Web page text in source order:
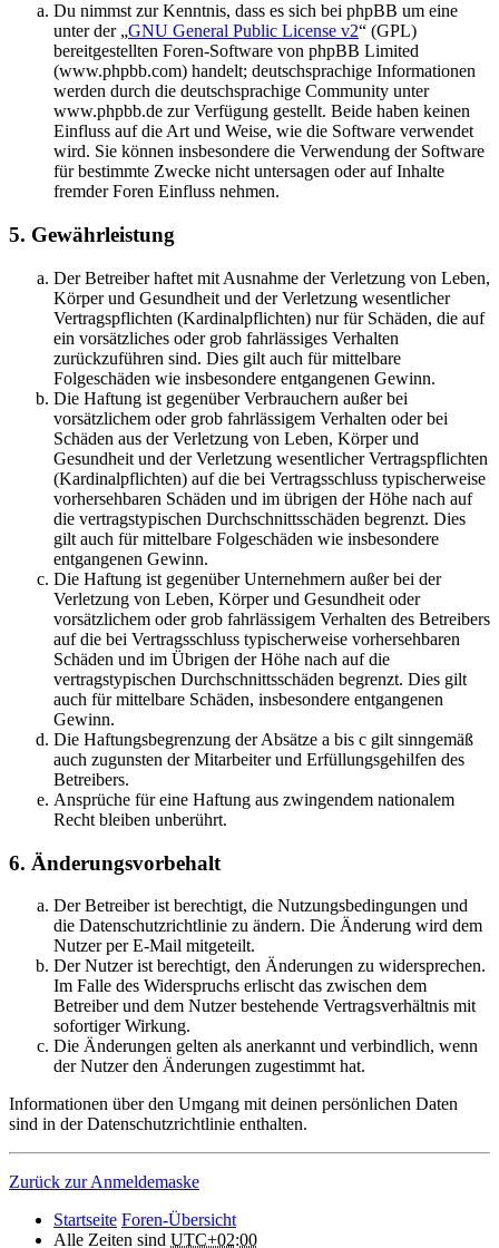
Du nimmst zur Kenntnis, dass es sich bei phpBB um eine
unter der „GNU General Public License v2“ (GPL)
bereitgestellten Foren-Software von phpBB Limited
(www.phpbb.com) handelt; deutschsprachige Informationen
werden durch die deutschsprachige Community unter
www.phpbb.de zur Verfügung gestellt. Beide haben keinen
Einfluss auf die Art und Weise, wie die Software verwendet
wird. Sie können insbesondere die Verwendung der Software
für bestimmte Zwecke nicht untersagen oder auf Inhalte
fremder Foren Einfluss nehmen.
5. Gewährleistung
Der Betreiber haftet mit Ausnahme der Verletzung von Leben,
Körper und Gesundheit und der Verletzung wesentlicher
Vertragspflichten (Kardinalpflichten) nur für Schäden, die auf
ein vorsätzliches oder grob fahrlässiges Verhalten
zurückzuführen sind. Dies gilt auch für mittelbare
Folgeschäden wie insbesondere entgangenen Gewinn.
Die Haftung ist gegenüber Verbrauchern außer bei
vorsätzlichem oder grob fahrlässigem Verhalten oder bei
Schäden aus der Verletzung von Leben, Körper und
Gesundheit und der Verletzung wesentlicher Vertragspflichten
(Kardinalpflichten) auf die bei Vertragsschluss typischerweise
vorhersehbaren Schäden und im übrigen der Höhe nach auf
die vertragstypischen Durchschnittsschäden begrenzt. Dies
gilt auch für mittelbare Folgeschäden wie insbesondere
entgangenen Gewinn.
Die Haftung ist gegenüber Unternehmern außer bei der
Verletzung von Leben, Körper und Gesundheit oder
vorsätzlichem oder grob fahrlässigem Verhalten des Betreibers
auf die bei Vertragsschluss typischerweise vorhersehbaren
Schäden und im Übrigen der Höhe nach auf die
vertragstypischen Durchschnittsschäden begrenzt. Dies gilt
auch für mittelbare Schäden, insbesondere entgangenen
Gewinn.
Die Haftungsbegrenzung der Absätze a bis c gilt sinngemäß
auch zugunsten der Mitarbeiter und Erfüllungsgehilfen des
Betreibers.
Ansprüche für eine Haftung aus zwingendem nationalem
Recht bleiben unberührt.
6. Änderungsvorbehalt
Der Betreiber ist berechtigt, die Nutzungsbedingungen und
die Datenschutzrichtlinie zu ändern. Die Änderung wird dem
Nutzer per E-Mail mitgeteilt.
Der Nutzer ist berechtigt, den Änderungen zu widersprechen.
Im Falle des Widerspruchs erlischt das zwischen dem
Betreiber und dem Nutzer bestehende Vertragsverhältnis mit
sofortiger Wirkung.
Die Änderungen gelten als anerkannt und verbindlich, wenn
der Nutzer den Änderungen zugestimmt hat.
Informationen über den Umgang mit deinen persönlichen Daten
sind in der Datenschutzrichtlinie enthalten.
Zurück zur Anmeldemaske
Startseite Foren-Übersicht
Alle Zeiten sind UTC+02:00